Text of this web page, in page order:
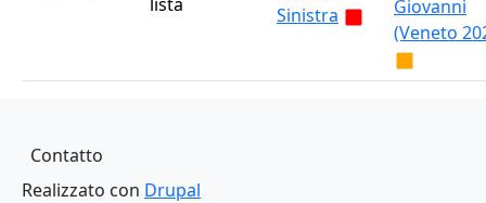
Sinistra
Giovanni
(Veneto
Piè di pagina
Contatto
Realizzato con Drupal